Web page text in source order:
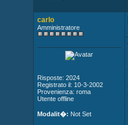
carlo
Amministratore
Risposte: 2024
Registrato il: 10-3-2002
Provenienza: roma
Utente offline
Modalit�: Not Set